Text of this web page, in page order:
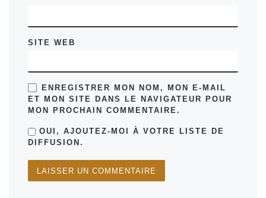
SITE WEB
ENREGISTRER MON NOM, MON E-MAIL
ET MON SITE DANS LE NAVIGATEUR POUR
MON PROCHAIN COMMENTAIRE.
OUI, AJOUTEZ-MOI À VOTRE LISTE DE
DIFFUSION.